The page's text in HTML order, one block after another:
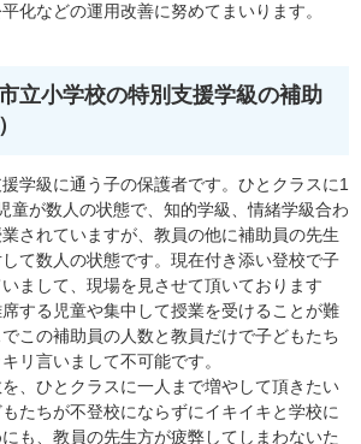
化などの運用改善に努めてまいります。
立小学校の特別支援学級の補助
学級に通う子の保護者です。ひとクラスに1
童が数人の状態で、知的学級、情緒学級合わ
されていますが、教員の他に補助員の先生
て数人の状態です。現在付き添い登校で子
まして、現場を見させて頂いております
する児童や集中して授業を受けることが難
この補助員の人数と教員だけで子どもたち
リ言いまして不可能です。
、ひとクラスに一人まで増やして頂きたい
たちが不登校にならずにイキイキと学校に
も、教員の先生方が疲弊してしまわないた